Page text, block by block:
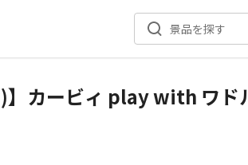
景品を探す
】カービィ play with ワド